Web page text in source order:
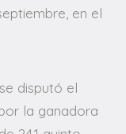
en el
disputó el
la ganadora